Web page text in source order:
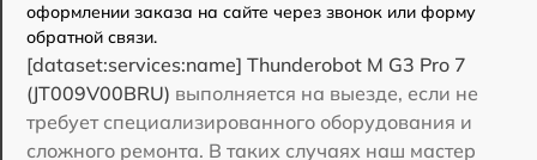
оформлении заказа на сайте через звонок или форму
обратной связи.
[dataset:services:name] Thunderobot M G3 Pro 7
(JT009V00BRU) выполняется на выезде, если не
требует специализированного оборудования и
сложного ремонта. В таких случаях наш мастер